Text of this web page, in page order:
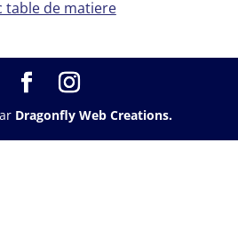
table de matiere
Dragonfly Web Creations.